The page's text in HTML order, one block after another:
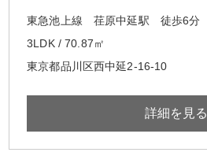
東急池上線 荏原中延駅 徒歩6分
3LDK / 70.87㎡
東京都品川区西中延2-16-10
詳細を見る